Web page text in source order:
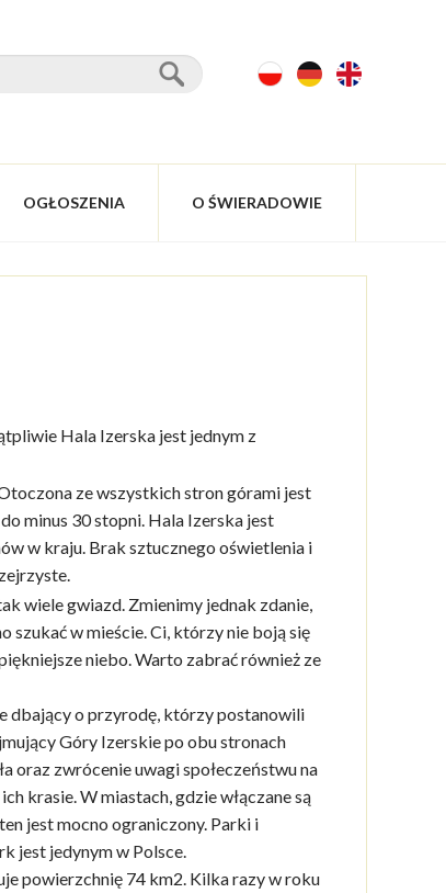
OGŁOSZENIA O ŚWIERADOWIE
Hala Izerska jest jednym z
ze wszystkich stron górami jest
minus 30 stopni. Hala Izerska jest
w kraju. Brak sztucznego oświetlenia i
wiele gwiazd. Zmienimy jednak zdanie,
szukać w mieście. Ci, którzy nie boją się
niebo. Warto zabrać również ze
dbający o przyrodę, którzy postanowili
Góry Izerskie po obu stronach
oraz zwrócenie uwagi społeczeństwu na
krasie. W miastach, gdzie włączane są
jest mocno ograniczony. Parki i
jest jedynym w Polsce.
powierzchnię 74 km2. Kilka razy w roku